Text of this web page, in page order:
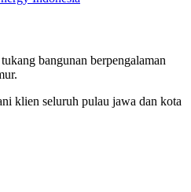
bangunan berpengalaman
klien seluruh pulau jawa dan kota